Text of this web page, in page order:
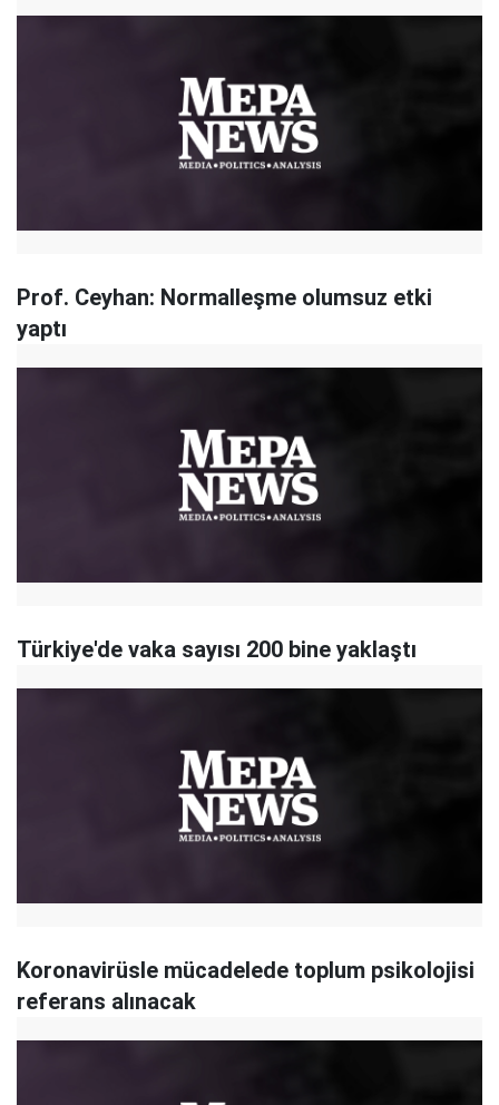
Prof. Ceyhan: Normalleşme olumsuz etki
yaptı
Türkiye'de vaka sayısı 200 bine yaklaştı
Koronavirüsle mücadelede toplum psikolojisi
referans alınacak